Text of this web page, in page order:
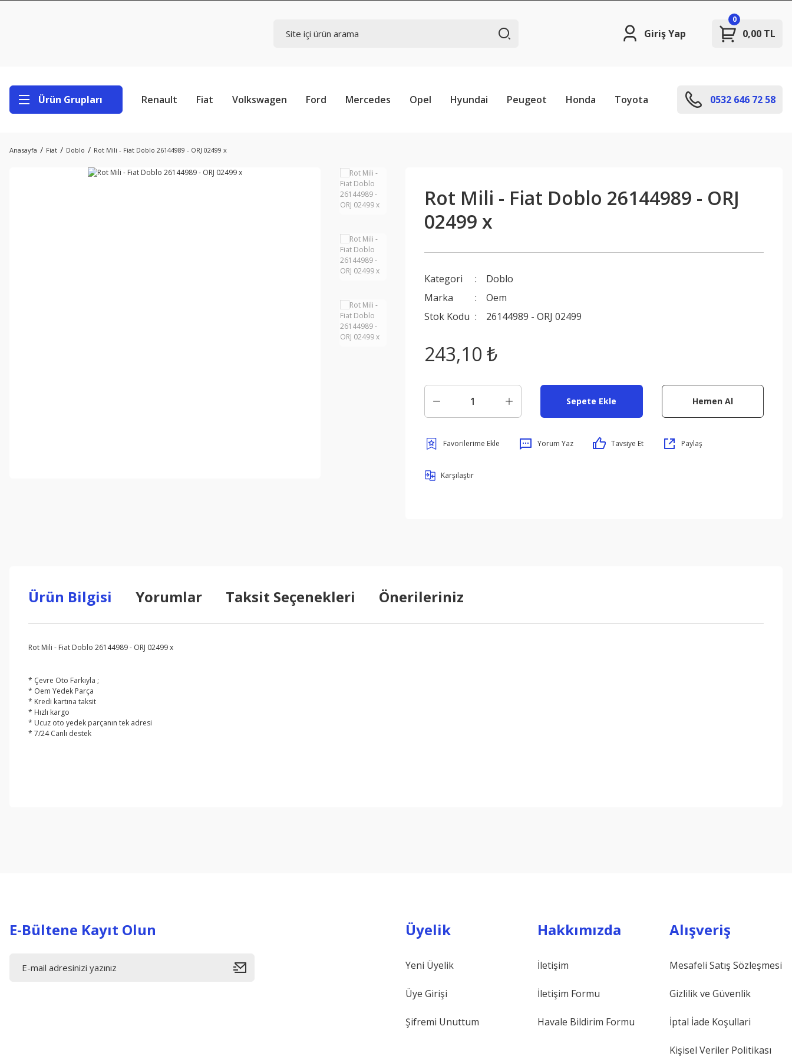
Giriş Yap 0,00 TL
0
Ürün Grupları Renault Fiat Volkswagen Ford Mercedes Opel Hyundai Peugeot Honda Toyota 0532 646 72 58
Anasayfa Fiat Doblo Rot Mili - Fiat Doblo 26144989 - ORJ 02499 x
Rot Mili - Fiat Doblo 26144989 - ORJ
02499 x
Kategori
Doblo
Marka
Oem
Stok Kodu
26144989 - ORJ 02499
243,10 ₺
Sepete Ekle Hemen Al
Yorum Yaz Tavsiye Et Paylaş
Karşılaştır
Ürün Bilgisi Yorumlar Taksit Seçenekleri Önerileriniz
Rot Mili - Fiat Doblo 26144989 - ORJ 02499 x
* Çevre Oto Farkıyla ;
* Oem Yedek Parça
* Kredi kartına taksit
* Hızlı kargo
* Ucuz oto yedek parçanın tek adresi
* 7/24 Canlı destek
E-Bültene Kayıt Olun Üyelik
Yeni Üyelik
Üye Girişi
Şifremi Unuttum
Hakkımızda
İletişim
İletişim Formu
Havale Bildirim Formu
Alışveriş
Mesafeli Satış Sözleşmesi
Gizlilik ve Güvenlik
İptal İade Koşullari
Kişisel Veriler Politikası